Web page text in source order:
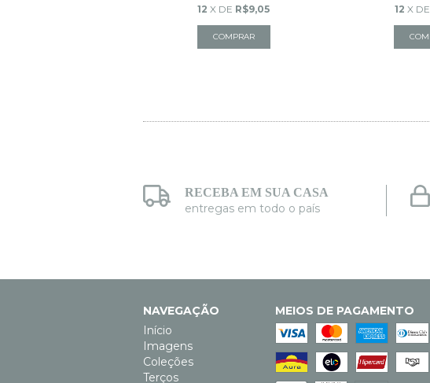
12 X DE R$9,05
COMPRAR
12 X DE
RECEBA EM SUA CASA
entregas em todo o país
NAVEGAÇÃO
Início
Imagens
Coleções
Terços
MEIOS DE PAGAMENTO